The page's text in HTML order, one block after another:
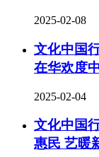
2025-02-08
文化中国
在华欢度
2025-02-04
文化中国
惠民 艺暖